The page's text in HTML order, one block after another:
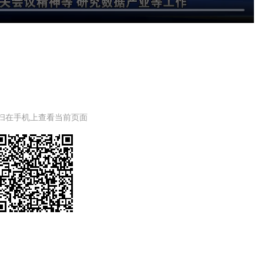
在手机上查看当前页面